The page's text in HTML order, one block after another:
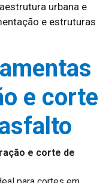
urbana e
e estruturas
e corte
e corte de